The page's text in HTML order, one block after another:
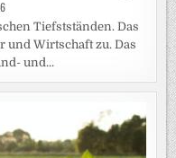
Tiefstständen. Das
und Wirtschaft zu. Das
und...